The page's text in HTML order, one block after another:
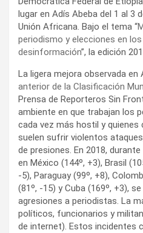
lugar en Adís Abeba del 1 al 3
Unión Africana. Bajo el tema “
periodismo y elecciones en
desinformación”, la edición
La ligera mejora observada en
anterior de la Clasificación
Prensa de Reporteros Sin
ambiente en que trabajan los
cada vez más hostil y
suelen sufrir violentos
de presiones. En 2018,
en México (144º, +3), Brasil
-5), Paraguay (99º, +8),
(81º, -15) y Cuba (169º, +3),
agresiones a periodistas. La
políticos, funcionarios y
de internet). Estos incidentes